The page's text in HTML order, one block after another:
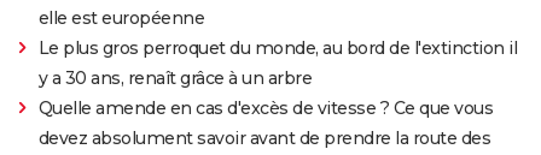
elle est européenne
Le plus gros perroquet du monde, au bord de l'extinction il
y a 30 ans, renaît grâce à un arbre
Quelle amende en cas d'excès de vitesse ? Ce que vous
devez absolument savoir avant de prendre la route des